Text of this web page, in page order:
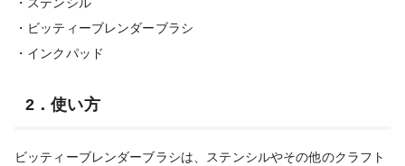
・ステンシル
・ビッティーブレンダーブラシ
・インクパッド
2．使い方
ビッティーブレンダーブラシは、ステンシルやその他のクラフト